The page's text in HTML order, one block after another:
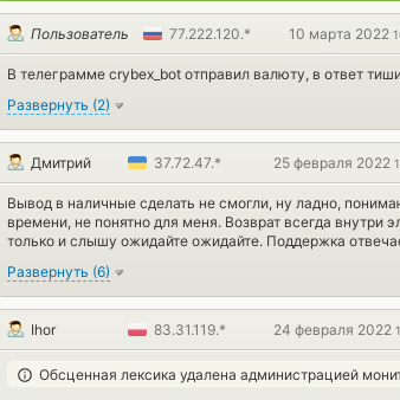
Пользователь 77.222.120.* 10 марта 2022
В телеграмме crybex_bot отправил валюту, в ответ
Развернуть (2)
Дмитрий 37.72.47.* 25 февраля 2022
Вывод в наличные сделать не смогли, ну ладно,
времени, не понятно для меня. Возврат всегда внутри
только и слышу ожидайте ожидайте. Поддержка
Развернуть (6)
Ihor 83.31.119.* 24 февраля 2022
Обсценная лексика удалена администрацией